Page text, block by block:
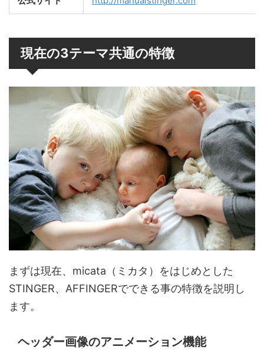
現在の3テーマ共通の特徴
まずは現在、micata（ミカタ）をはじめとした
STINGER、AFFINGERでできる事の特徴を説明し
ます。
ヘッダー画像のアニメーション機能